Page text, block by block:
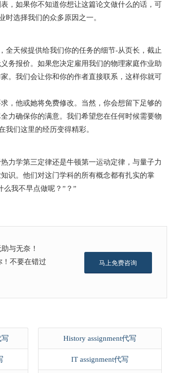
，如果你不知道你想让这篇论文做什么的话，可
时选择我们的众多原因之一。
全天候提供给我们你的任务的细节-从页长，截止
务报价。如果您决定雇用我们的物理家庭作业助
。我们会让你和你的作者直接联系，这样你就可
，他或她将免费修改。当然，你会想留下足够的
力确保你的满意。我们希望您在任何时候需要物
我们这里的经历变得精彩。
力学第三定律还是牛顿第一运动定律，与量子力
识。他们对这门学科的所有概念都有扎实的掌
么我不早点做呢？”？”
与无奈！
！不要在错过
马上免费咨询
写 History assignment代写
IT assignment代写